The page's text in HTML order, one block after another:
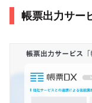
帳票出力サー